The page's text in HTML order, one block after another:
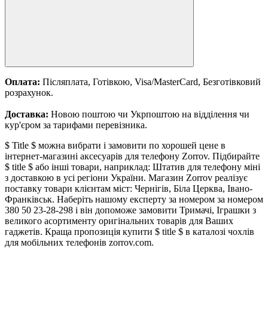
Оплата: Післяплата, Готівкою, Visa/MasterCard, Безготівковий
розрахунок.
Доставка: Новою поштою чи Укрпоштою на відділення чи
кур'єром за тарифами перевізника.
$ Title $ можна вибрати і замовити по хорошей цене в
інтернет-магазині аксесуарів для телефону Zorrov. Підбирайте
$ title $ або інші товари, наприклад: Штатив для телефону міні
з доставкою в усі регіони України. Магазин Zorrov реалізує
поставку товари клієнтам міст: Чернігів, Біла Церква, Івано-
Франківськ. Наберіть нашому експерту за номером за номером
380 50 23-28-298 і він допоможе замовити Тримачі, Іграшки з
великого асортименту оригінальних товарів для Ваших
гаджетів. Краща пропозиція купити $ title $ в каталозі чохлів
для мобільних телефонів zorrov.com.